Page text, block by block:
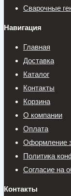
Сварочные
Навигация
Главная
Доставка
Каталог
Контакты
Корзина
О компании
Оплата
Оформление
Политика
Согласие на
Контакты